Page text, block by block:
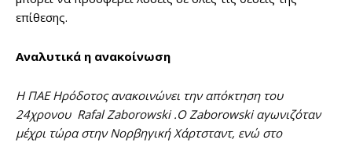
επίθεσης.
Αναλυτικά η ανακοίνωση
Η ΠΑΕ Ηρόδοτος ανακοινώνει την απόκτηση του
24χρονου Rafal Zaborowski .Ο Zaborowski αγωνιζόταν
μέχρι τώρα στην Nορβηγική Χάρτσταντ, ενώ στο